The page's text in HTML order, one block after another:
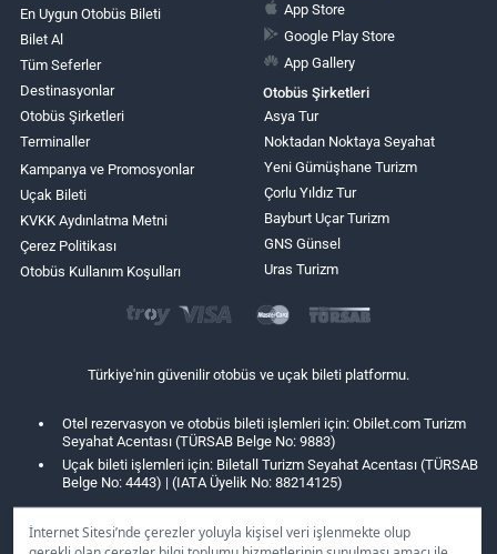
İnternet Sitesi’nde çerezler yoluyla kişisel veri işlenmekte olup
En Uygun Otobüs Bileti
Bilet Al
Tüm Seferler
Destinasyonlar
Otobüs Şirketleri
Terminaller
Kampanya ve Promosyonlar
Uçak Bileti
KVKK Aydınlatma Metni
Çerez Politikası
Otobüs Kullanım Koşulları
App Store
Google Play Store
App Gallery
Otobüs Şirketleri
Asya Tur
Noktadan Noktaya Seyahat
Yeni Gümüşhane Turizm
Çorlu Yıldız Tur
Bayburt Uçar Turizm
GNS Günsel
Uras Turizm
Türkiye'nin güvenilir otobüs ve uçak bileti platformu.
Otel rezervasyon ve otobüs bileti işlemleri için: Obilet.com Turizm
Seyahat Acentası (TÜRSAB Belge No: 9883)
Uçak bileti işlemleri için: Biletall Turizm Seyahat Acentası (TÜRSAB
Belge No: 4443) | (IATA Üyelik No: 88214125)